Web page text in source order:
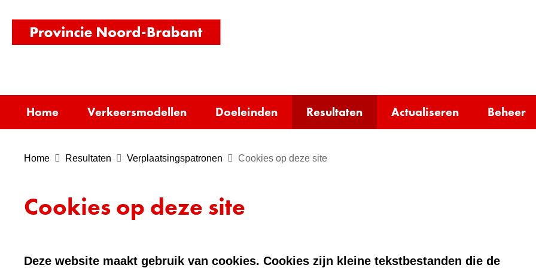
homepage)
Home Verkeersmodellen Doeleinden Resultaten Actualiseren Beheer
Home Resultaten Verplaatsingspatronen Cookies op deze site
Cookies op deze site
Deze website maakt gebruik van cookies. Cookies zijn kleine tekstbestanden die de